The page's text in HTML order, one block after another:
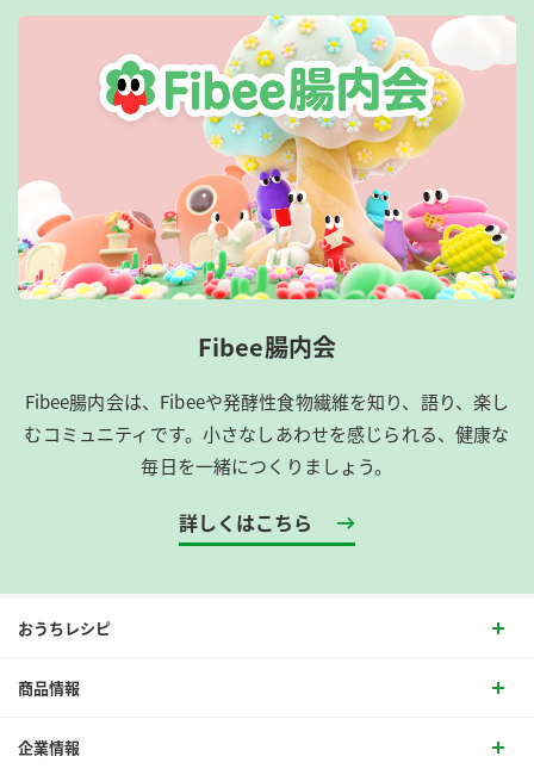
Fibee腸内会
Fibee腸内会は、​Fibeeや発酵性食物繊維を知り、語り、楽し
むコミュニティです。​小さなしあわせを感じられる、健康な
毎日を一緒につくりましょう。
詳しくはこちら
おうちレシピ
商品情報
企業情報